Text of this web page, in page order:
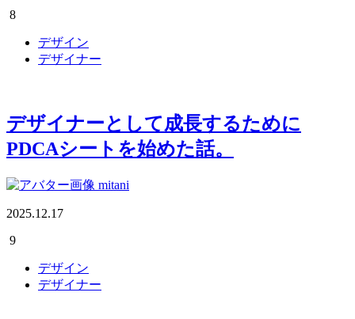
8
デザイン
デザイナー
デザイナーとして成長するために
PDCAシートを始めた話。
mitani
2025.12.17
9
デザイン
デザイナー